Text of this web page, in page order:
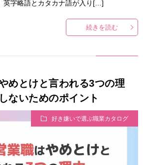
英字略語とカタカナ語が入り[…]
続きを読む
めとけと言われる3つの理
ないためのポイント
好き嫌いで選ぶ職業カタログ